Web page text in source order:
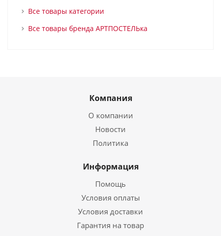
Все товары категории
Все товары бренда АРТПОСТЕЛЬка
Компания
О компании
Новости
Политика
Информация
Помощь
Условия оплаты
Условия доставки
Гарантия на товар